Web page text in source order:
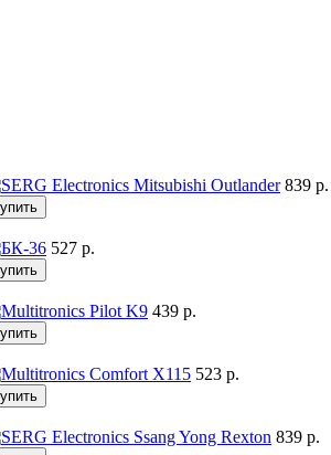
839 p.
527 p.
439 p.
523 p.
839 p.